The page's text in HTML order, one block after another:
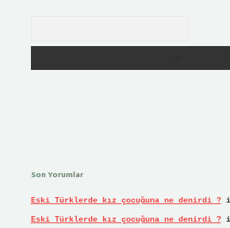
Son Yorumlar
Eski Türklerde kız çocuğuna ne denirdi ?
Eski Türklerde kız çocuğuna ne denirdi ?